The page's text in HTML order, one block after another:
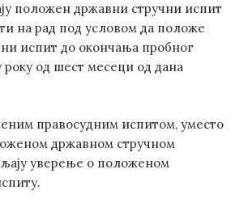
положен државни стручни испит
на рад под условом да положе
испит до окончања пробног
року од шест месеци од дана
правосудним испитом, уместо
државном стручном
уверење о положеном